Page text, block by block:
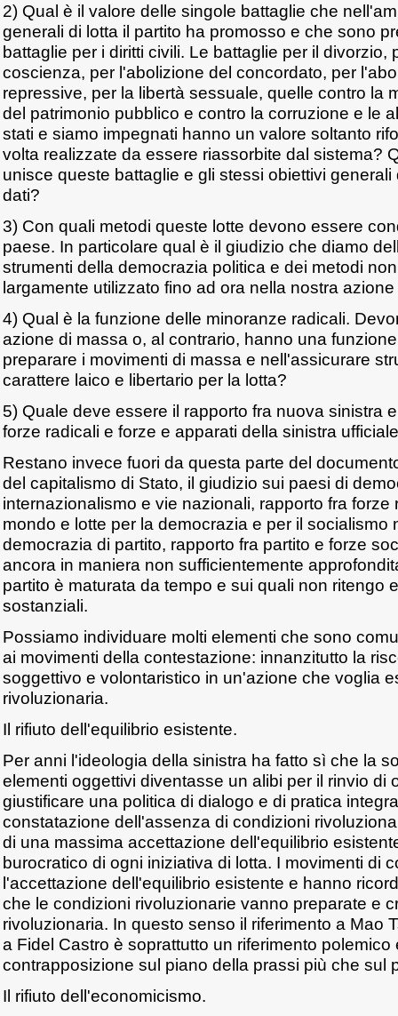
2) Qual è il valore delle singole battaglie che
generali di lotta il partito ha promosso e che sono
battaglie per i diritti civili. Le battaglie per il divorzio,
coscienza, per l'abolizione del concordato, per
repressive, per la libertà sessuale, quelle contro la
del patrimonio pubblico e contro la corruzione e le
stati e siamo impegnati hanno un valore soltanto
volta realizzate da essere riassorbite dal sistema?
unisce queste battaglie e gli stessi obiettivi
dati?
3) Con quali metodi queste lotte devono essere
paese. In particolare qual è il giudizio che diamo
strumenti della democrazia politica e dei metodi
largamente utilizzato fino ad ora nella nostra
4) Qual è la funzione delle minoranze radicali.
azione di massa o, al contrario, hanno una
preparare i movimenti di massa e nell'assicurare
carattere laico e libertario per la lotta?
5) Quale deve essere il rapporto fra nuova sinistra
forze radicali e forze e apparati della sinistra
Restano invece fuori da questa parte del
del capitalismo di Stato, il giudizio sui paesi di
internazionalismo e vie nazionali, rapporto fra forze
mondo e lotte per la democrazia e per il socialismo
democrazia di partito, rapporto fra partito e forze
ancora in maniera non sufficientemente
partito è maturata da tempo e sui quali non ritengo
sostanziali.
Possiamo individuare molti elementi che sono
ai movimenti della contestazione: innanzitutto la
soggettivo e volontaristico in un'azione che voglia
rivoluzionaria.
Il rifiuto dell'equilibrio esistente.
Per anni l'ideologia della sinistra ha fatto sì che la
elementi oggettivi diventasse un alibi per il rinvio di
giustificare una politica di dialogo e di pratica
constatazione dell'assenza di condizioni
di una massima accettazione dell'equilibrio
burocratico di ogni iniziativa di lotta. I movimenti di
l'accettazione dell'equilibrio esistente e hanno
che le condizioni rivoluzionarie vanno preparate e
rivoluzionaria. In questo senso il riferimento a Mao
a Fidel Castro è soprattutto un riferimento polemico
contrapposizione sul piano della prassi più che sul
Il rifiuto dell'economicismo.